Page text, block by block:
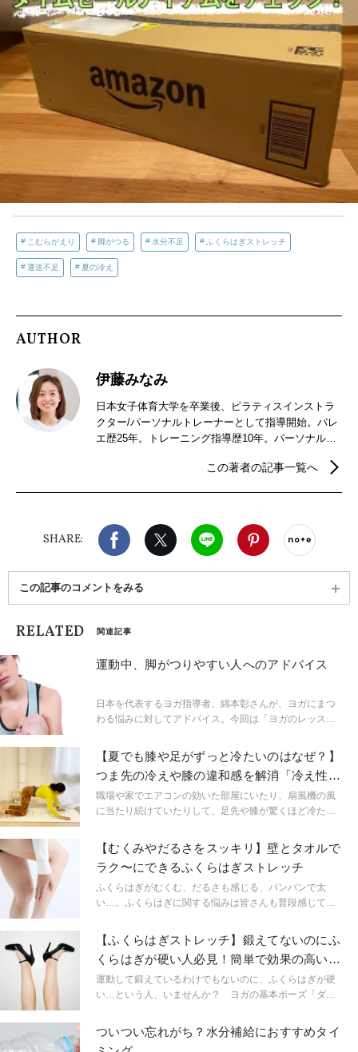
こむらがえり 脚がつる 水分不足 ふくらはぎストレッチ
運送不足 夏の冷え
AUTHOR
伊藤みなみ
日本女子体育大学を卒業後、ピラティスインストラ
クター/パーソナルトレーナーとして指導開始。バレ
エ歴25年。トレーニング指導歴10年。パーソナルト
ブ配信も行っている。しなやかに動く体作りをモッ
この著者の記事一覧へ
SHARE:
Facebook X（旧twitter）
LINE Pinterest
この記事のコメントをみる
RELATED 関連記事
運動中、脚がつりやすい人へのアドバイス
日本を代表するヨガ指導者、綿本彰さんが、ヨガにまつ
わる悩みに対してアドバイス。今回は「ヨガのレッスン
【夏でも膝や足がずっと冷たいのはなぜ？】
つま先の冷えや膝の違和感を解消「冷え性改
善ストレッチ」
職場や家でエアコンの効いた部屋にいたり、扇風機の風
に当たり続けていたりして、足先や膝が驚くほど冷たく
性対策ヨガを学びましょう。
【むくみやだるさをスッキリ】壁とタオルで
ラク〜にできるふくらはぎストレッチ
ふくらはぎがむくむ、だるさも感じる、パンパンで太
い…。ふくらはぎに関する悩みは皆さんも普段感じてい
あまり取れないという人や、辛いのはちょっとと思う人
でも簡単に行える壁とタオルを使った楽々ストレッチを
紹介します。
【ふくらはぎストレッチ】鍛えてないのにふ
くらはぎが硬い人必見！簡単で効果の高いや
り方とは
運動して鍛えているわけでもないのに、ふくらはぎが硬
い…という人、いませんか？ ヨガの基本ポーズ「ダウ
らはぎの筋肉が硬くなっていることが考えられます。
「スタジオ・ヨギー」のエグゼクティブ・ディレクター
ついつい忘れがち？水分補給におすすめタイ